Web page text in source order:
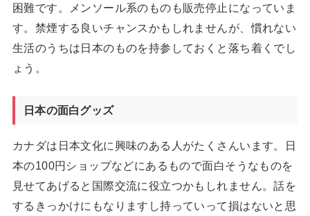
困難です。メンソール系のものも販売停止になっていま
す。禁煙する良いチャンスかもしれませんが、慣れない
生活のうちは日本のものを持参しておくと落ち着くでし
ょう。
日本の面白グッズ
カナダは日本文化に興味のある人がたくさんいます。日
本の100円ショップなどにあるもので面白そうなものを
見せてあげると国際交流に役立つかもしれません。話を
するきっかけにもなりますし持っていって損はないと思